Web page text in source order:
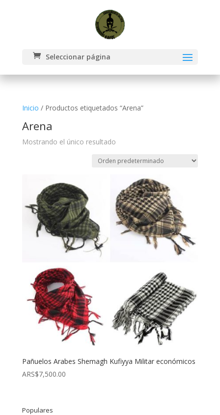
Seleccionar página
Inicio / Productos etiquetados “Arena”
Arena
Mostrando el único resultado
Pañuelos Arabes Shemagh Kufiyya Militar económicos
ARS$7,500.00
Populares